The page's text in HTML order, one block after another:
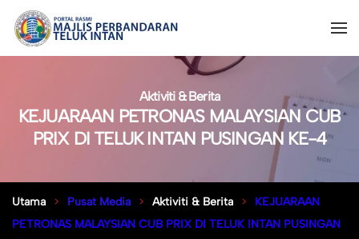
Aktiviti & Berita
KEJUARAAN PETRONAS MALAYSIAN CUB
PRIX DI TELUK INTAN PUSINGAN KE-4
Utama Pusat Media Aktiviti & Berita
KEJUARAAN
PETRONAS MALAYSIAN CUB PRIX DI TELUK INTAN PUSINGAN